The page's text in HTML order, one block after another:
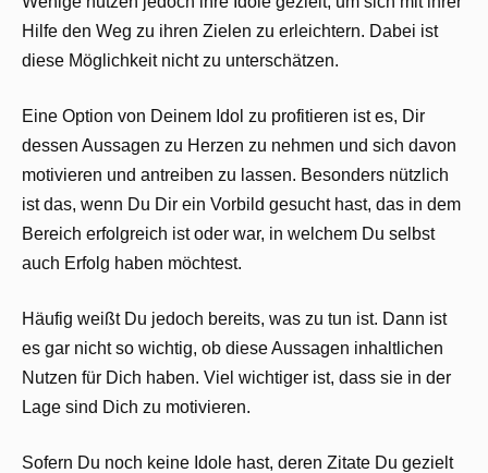
Hilfe den Weg zu ihren Zielen zu erleichtern. Dabei ist
diese Möglichkeit nicht zu unterschätzen.
Eine Option von Deinem Idol zu profitieren ist es, Dir
dessen Aussagen zu Herzen zu nehmen und sich davon
motivieren und antreiben zu lassen. Besonders nützlich
ist das, wenn Du Dir ein Vorbild gesucht hast, das in dem
Bereich erfolgreich ist oder war, in welchem Du selbst
auch Erfolg haben möchtest.
Häufig weißt Du jedoch bereits, was zu tun ist. Dann ist
es gar nicht so wichtig, ob diese Aussagen inhaltlichen
Nutzen für Dich haben. Viel wichtiger ist, dass sie in der
Lage sind Dich zu motivieren.
Sofern Du noch keine Idole hast, deren Zitate Du gezielt